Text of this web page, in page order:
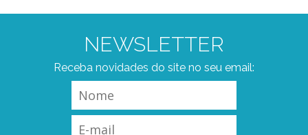
NEWSLETTER
Receba novidades do site no seu email: